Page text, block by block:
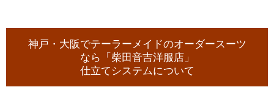
神戸・大阪でテーラーメイドのオーダースーツ
なら「柴田音吉洋服店」
仕立てシステムについて